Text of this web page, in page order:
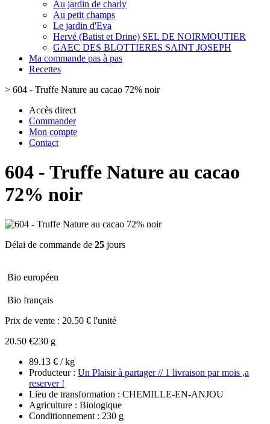
Au jardin de charly
Au petit champs
Le jardin d'Eva
Hervé (Batist et Drine) SEL DE NOIRMOUTIER
GAEC DES BLOTTIERES SAINT JOSEPH
Ma commande pas à pas
Recettes
> 604 - Truffe Nature au cacao 72% noir
Accès direct
Commander
Mon compte
Contact
604 - Truffe Nature au cacao
72% noir
Délai de commande de 25 jours
Bio européen
Bio français
Prix de vente : 20.50 € l'unité
20.50 €230 g
89.13 € / kg
Producteur : Un Plaisir à partager // 1 livraison par mois ,a
reserver !
Lieu de transformation : CHEMILLE-EN-ANJOU
Agriculture : Biologique
Conditionnement : 230 g